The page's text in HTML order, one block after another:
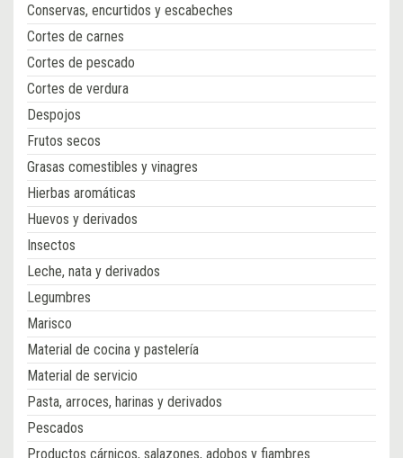
Conservas, encurtidos y escabeches
Cortes de carnes
Cortes de pescado
Cortes de verdura
Despojos
Frutos secos
Grasas comestibles y vinagres
Hierbas aromáticas
Huevos y derivados
Insectos
Leche, nata y derivados
Legumbres
Marisco
Material de cocina y pastelería
Material de servicio
Pasta, arroces, harinas y derivados
Pescados
Productos cárnicos, salazones, adobos y fiambres